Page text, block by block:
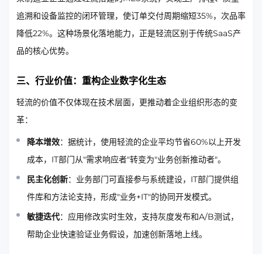
追溯和设备监控的闭环管理，使订单交付周期缩短35%，次品率
降低22%。这种场景化落地能力，正是轻流区别于传统SaaS产
品的核心优势。
三、行业价值：重构企业数字化生态
轻流的价值不仅体现在技术层面，更推动着企业组织形态的变
革：
降本增效：据统计，使用轻流的企业平均节省60%以上开发
成本，IT部门从"需求响应者"转变为"业务创新推动者"。
民主化创新：业务部门可直接参与系统建设，IT部门提供组
件库和方法论支持，形成"业务+IT"的协同开发模式。
敏捷迭代：应用修改实时生效，支持灰度发布和A/B测试，
帮助企业快速验证业务假设，加速创新落地上线。